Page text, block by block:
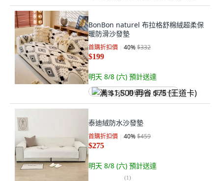
BonBon naturel 布拉格舒棉絨超柔保
暖防滑沙發墊
首購折扣價 40%$332
$199
明天 8/8 (六) 預計送達
满 $1,500 再省 $75 (王道卡)
泰迪絨防水沙發墊
首購折扣價 40%$459
$275
明天 8/8 (六) 預計送達
(1)